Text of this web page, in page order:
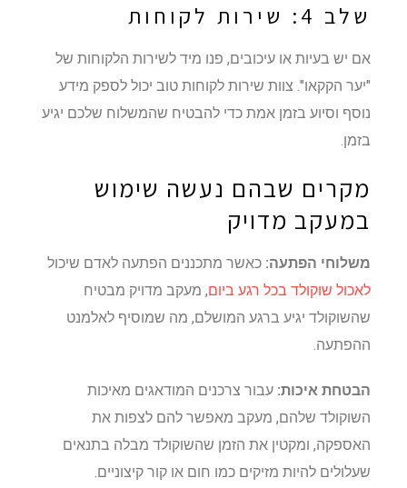
שלב 4: שירות לקוחות
אם יש בעיות או עיכובים, פנו מיד לשירות הלקוחות של
"יער הקקאו". צוות שירות לקוחות טוב יכול לספק מידע
נוסף וסיוע בזמן אמת כדי להבטיח שהמשלוח שלכם יגיע
בזמן.
מקרים שבהם נעשה שימוש
במעקב מדויק
משלוחי הפתעה:כאשר מתכננים הפתעה לאדם שיכול
לאכול שוקולד בכל רגע ביום, מעקב מדויק מבטיח
שהשוקולד יגיע ברגע המושלם, מה שמוסיף לאלמנט
ההפתעה.
הבטחת איכות:עבור צרכנים המודאגים מאיכות
השוקולד שלהם, מעקב מאפשר להם לצפות את
האספקה, ומקטין את הזמן שהשוקולד מבלה בתנאים
שעלולים להיות מזיקים כמו חום או קור קיצוניים.